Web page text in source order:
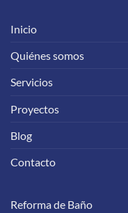
Inicio
Quiénes somos
Servicios
Proyectos
Blog
Contacto
Reforma de Baño